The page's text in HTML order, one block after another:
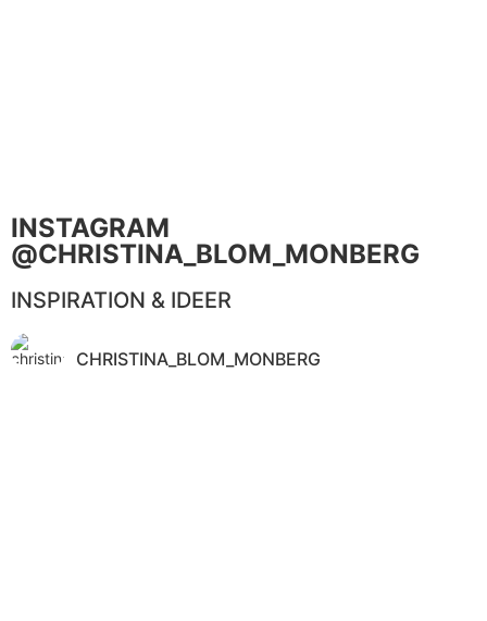
INSTAGRAM
@CHRISTINA_BLOM_MONBERG
INSPIRATION & IDEER
CHRISTINA_BLOM_MONBERG